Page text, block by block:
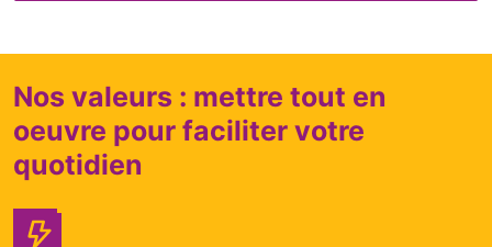
Nos valeurs : mettre tout en
oeuvre pour faciliter votre
quotidien